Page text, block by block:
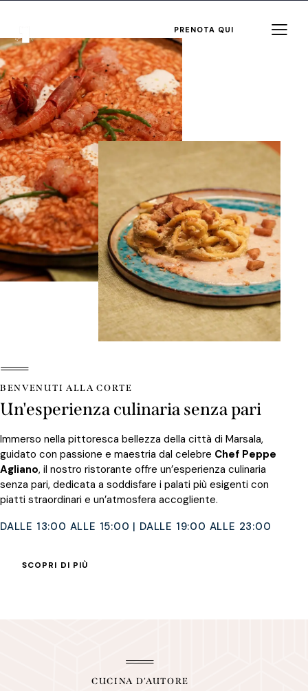
PRENOTA QUI
BENVENUTI ALLA CORTE
Un'esperienza culinaria senza pari
Immerso nella pittoresca bellezza della città di Marsala,
guidato con passione e maestria dal celebre Chef Peppe
Agliano, il nostro ristorante offre un’esperienza culinaria
senza pari, dedicata a soddisfare i palati più esigenti con
piatti straordinari e un’atmosfera accogliente.
DALLE 13:00 ALLE 15:00 | DALLE 19:00 ALLE 23:00
SCOPRI DI PIÙ
CUCINA D'AUTORE